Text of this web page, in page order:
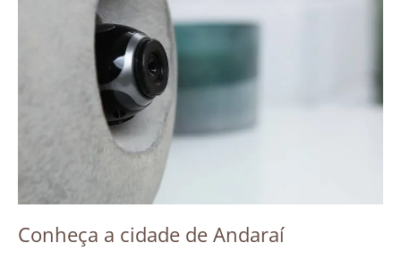
Conheça a cidade de Andaraí